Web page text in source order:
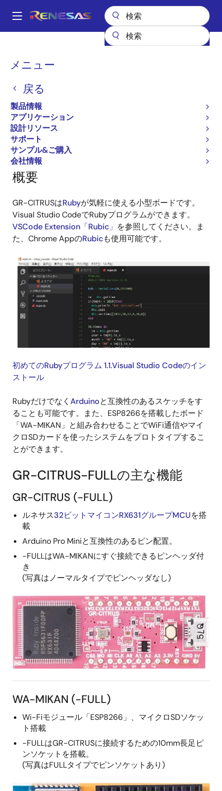
ン
Main
メニュー
戻る
製品情報
アプリケーション
設計リソース
サポート
サンプル&ご購入
会社情報
パ
く
ず
ガジェットルネサス
ガジェットルネサス
GR-CITRUS
ページセクションへ移動：
概要
GR-CITRUSはRubyが気軽に使える小型ボードです。
Visual Studio CodeでRubyプログラムができます。
VSCode Extension「Rubic」 を参照してください。ま
た、Chrome AppのRubicも使用可能です。
初めてのRubyプログラム 1.1.Visual Studio Codeのイン
ストール
Rubyだけでなく Arduinoと互換性のあるスケッチをす
ることも可能です。また、ESP8266を搭載したボード
「WA-MIKAN」と組み合わせることでWiFi通信やマイ
クロSDカードを使ったシステムをプロトタイプするこ
とができます。
GR-CITRUS-FULLの主な機能
GR-CITRUS (-FULL)
ルネサス32ビットマイコンRX631グループMCUを搭
載
Arduino Pro Miniと互換性のあるピン配置。
-FULLはWA-MIKANにすぐ接続できるピンヘッダ付
き
(写真はノーマルタイプでピンヘッダなし)
WA-MIKAN (-FULL)
Wi-Fiモジュール「ESP8266」、マイクロSDソケッ
ト搭載
-FULLはGR-CITRUSに接続するための10mm長足ピ
ンソケットを搭載。
(写真はFULLタイプでピンソケットあり)